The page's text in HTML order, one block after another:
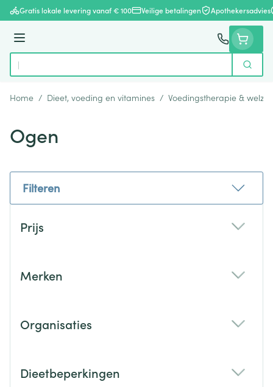
Ga naar de inhoud
Gratis lokale levering vanaf € 100 Veilige betalingen Apothekersadvies
Menu
Product, merk, categorie...
Zoek
Home / Dieet, voeding en vitamines / Voedingstherapie & welzijn
Ogen
Filteren
Prijs
Merken
Organisaties
Dieetbeperkingen